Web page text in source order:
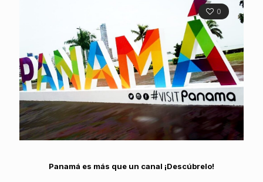
0
Panamá es más que un canal ¡Descúbrelo!